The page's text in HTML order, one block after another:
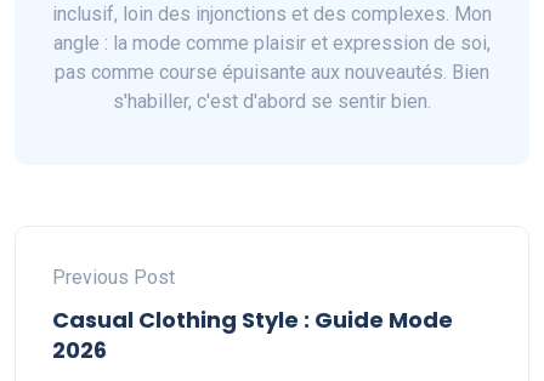
inclusif, loin des injonctions et des complexes. Mon
angle : la mode comme plaisir et expression de soi,
pas comme course épuisante aux nouveautés. Bien
s'habiller, c'est d'abord se sentir bien.
Previous Post
Casual Clothing Style : Guide Mode
2026